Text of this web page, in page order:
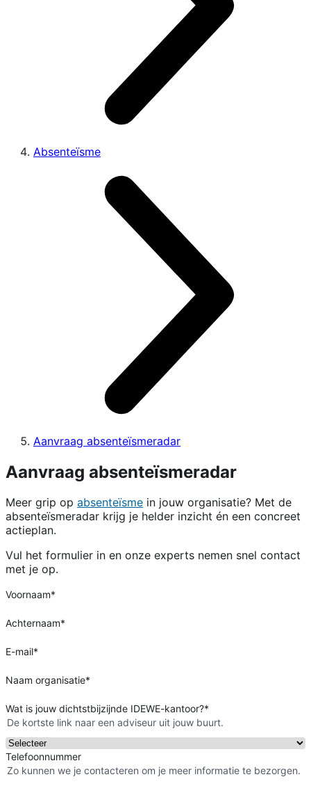
Absenteïsme
Aanvraag absenteïsmeradar
Aanvraag absenteïsmeradar
Meer grip op absenteïsme in jouw organisatie? Met de
absenteïsmeradar krijg je helder inzicht én een concreet
actieplan.
Vul het formulier in en onze experts nemen snel contact
met je op.
Voornaam*
Achternaam*
E-mail*
Naam organisatie*
Wat is jouw dichtstbijzijnde IDEWE-kantoor?*
De kortste link naar een adviseur uit jouw buurt.
Telefoonnummer
Zo kunnen we je contacteren om je meer informatie te bezorgen.